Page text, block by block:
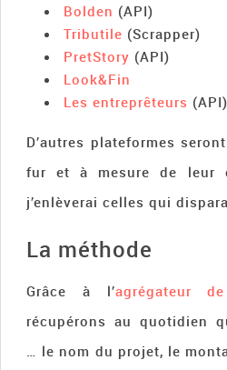
Bolden (API)
Tributile (Scrapper)
PretStory (API)
Look&Fin
Les entreprêteurs (API)
D’autres plateformes
fur et à mesure de leur
j’enlèverai celles qui
La méthode
Grâce à l’agrégateur
récupérons au quotidien
… le nom du projet, le